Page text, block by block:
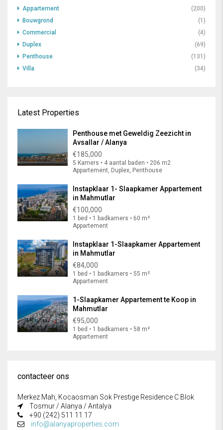
Appartement
(200)
Bouwgrond
(1)
Commercial
(4)
Duplex
(69)
Penthouse
(131)
Villa
(34)
Latest Properties
Penthouse met Geweldig Zeezicht in
Avsallar / Alanya
€185,000
5 Kamers • 4 aantal baden • 206 m2
Appartement, Duplex, Penthouse
Instapklaar 1- Slaapkamer Appartement
in Mahmutlar
€100,000
1 bed • 1 badkamers • 60 m²
Appartement
Instapklaar 1-Slaapkamer Appartement
in Mahmutlar
€84,000
1 bed • 1 badkamers • 55 m²
Appartement
1-Slaapkamer Appartement te Koop in
Mahmutlar
€95,000
1 bed • 1 badkamers • 58 m²
Appartement
contacteer ons
Merkez Mah, Kocaosman Sok Prestige Residence C Blok
Tosmur / Alanya / Antalya
+90 (242) 511 11 17
info@alanyaproperties.com